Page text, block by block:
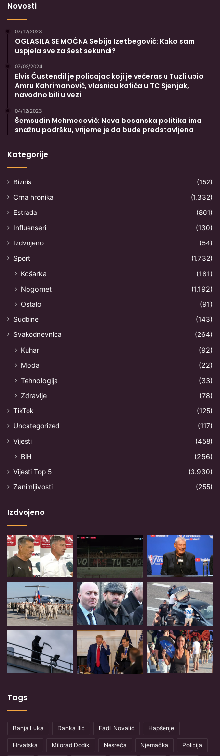
Novosti
07/12/2023
OGLASILA SE MOĆNA Sebija Izetbegović: Kako sam
uspjela sve za šest sekundi?
07/02/2024
Elvis Ćustendil je policajac koji je večeras u Tuzli ubio
Amru Kahrimanović, vlasnicu kafića u TC Sjenjak,
navodno bili u vezi
04/12/2023
Šemsudin Mehmedović: Nova bosanska politika ima
snažnu podršku, vrijeme je da bude predstavljena
Kategorije
Biznis
(152)
Crna hronika
(1.332)
Estrada
(861)
Influenseri
(130)
Izdvojeno
(54)
Sport
(1.732)
Košarka
(181)
Nogomet
(1.192)
Ostalo
(91)
Sudbine
(143)
Svakodnevnica
(264)
Kuhar
(92)
Moda
(22)
Tehnologija
(33)
Zdravlje
(78)
TikTok
(125)
Uncategorized
(117)
Vijesti
(458)
BiH (256)
Vijesti Top 5
(3.930)
Zanimljivosti
(255)
Izdvojeno
Tags
Banja Luka Danka Ilić Fadil Novalić Hapšenje
Hrvatska Milorad Dodik Nesreća Njemačka Policija